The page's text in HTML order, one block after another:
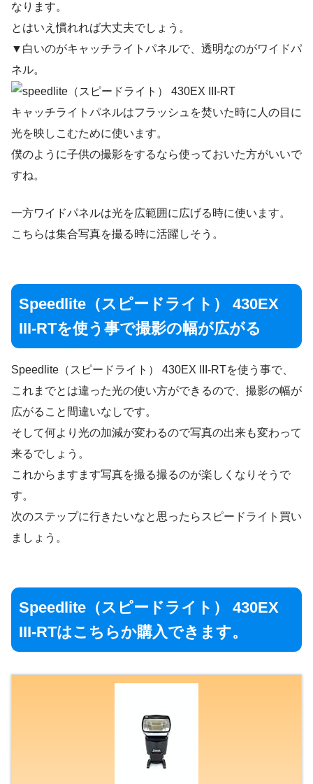
なります。
とはいえ慣れれば大丈夫でしょう。
▼白いのがキャッチライトパネルで、透明なのがワイドパ
ネル。
キャッチライトパネルはフラッシュを焚いた時に人の目に
光を映しこむために使います。
僕のように子供の撮影をするなら使っておいた方がいいで
すね。
一方ワイドパネルは光を広範囲に広げる時に使います。
こちらは集合写真を撮る時に活躍しそう。
Speedlite（スピードライト） 430EX
III-RTを使う事で撮影の幅が広がる
Speedlite（スピードライト） 430EX III-RTを使う事で、
これまでとは違った光の使い方ができるので、撮影の幅が
広がること間違いなしです。
そして何より光の加減が変わるので写真の出来も変わって
来るでしょう。
これからますます写真を撮る撮るのが楽しくなりそうで
す。
次のステップに行きたいなと思ったらスピードライト買い
ましょう。
Speedlite（スピードライト） 430EX
III-RTはこちらか購入できます。